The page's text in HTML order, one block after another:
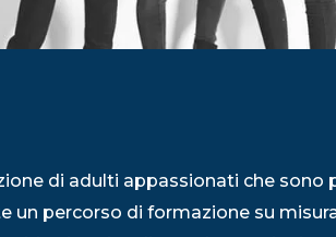
di adulti appassionati che sono
un percorso di formazione su